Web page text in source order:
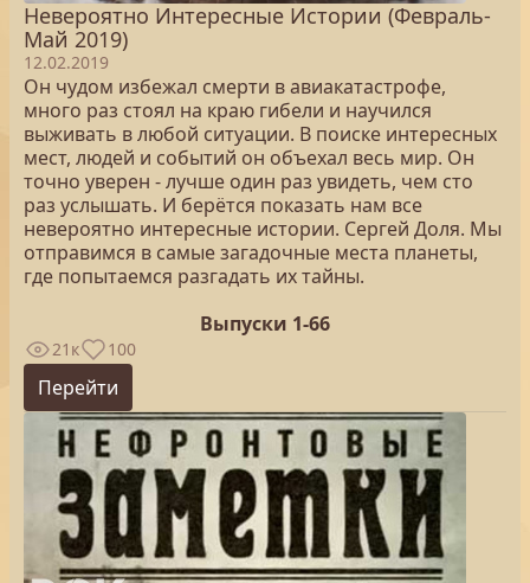
Невероятно Интересные Истории (Февраль-
Май 2019)
12.02.2019
Он чудом избежал смерти в авиакатастрофе,
много раз стоял на краю гибели и научился
выживать в любой ситуации. В поиске интересных
мест, людей и событий он объехал весь мир. Он
точно уверен - лучше один раз увидеть, чем сто
раз услышать. И берётся показать нам все
невероятно интересные истории. Сергей Доля. Мы
отправимся в самые загадочные места планеты,
где попытаемся разгадать их тайны.
Выпуски 1-66
21к 100
Перейти